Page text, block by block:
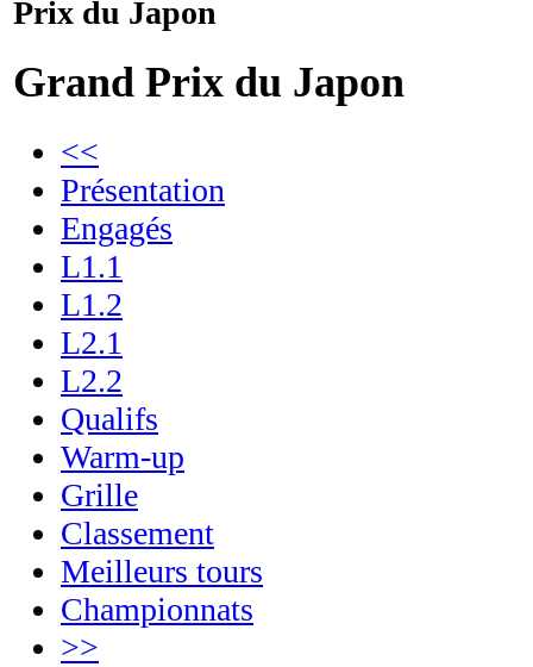
Prix du Japon
Grand Prix du Japon
<<
Présentation
Engagés
L1.1
L1.2
L2.1
L2.2
Qualifs
Warm-up
Grille
Classement
Meilleurs tours
Championnats
>>